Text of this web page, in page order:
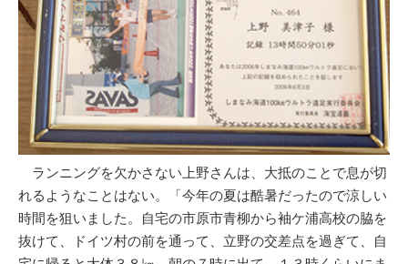
ランニングを欠かさない上野さんは、大抵のことで息が切
れるようなことはない。「今年の夏は酷暑だったので涼しい
時間を狙いました。自宅の市原市青柳から袖ケ浦高校の脇を
抜けて、ドイツ村の前を通って、立野の交差点を過ぎて、自